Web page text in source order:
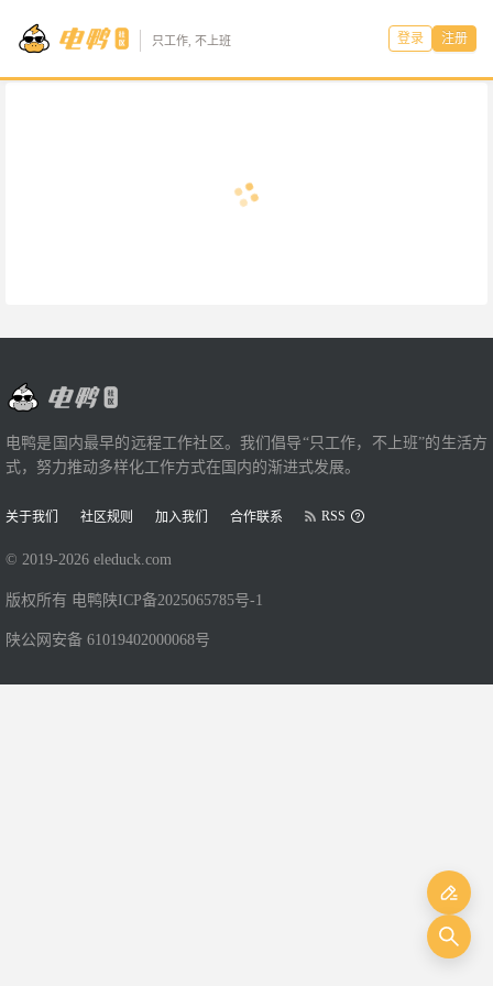
只工作, 不上班 登录 注册
电鸭是国内最早的远程工作社区。我们倡导“只工作，不上班”的生活方
式，努力推动多样化工作方式在国内的渐进式发展。
关于我们 社区规则 加入我们 合作联系 RSS
© 2019-2026 eleduck.com
版权所有 电鸭 陕ICP备2025065785号-1
陕公网安备 61019402000068号